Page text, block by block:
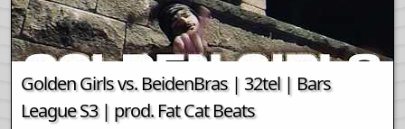
Golden Girls vs. BeidenBras | 32tel | Bars
League S3 | prod. Fat Cat Beats